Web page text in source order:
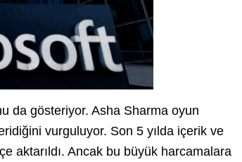
da gösteriyor. Asha Sharma oyun
vurguluyor. Son 5 yılda içerik ve
aktarıldı. Ancak bu büyük harcamalara